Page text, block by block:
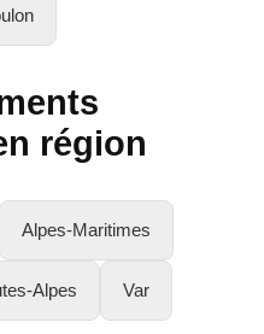
région
Alpes-Maritimes
Alpes Var